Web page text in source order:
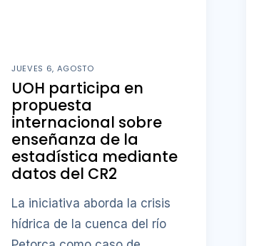
JUEVES 6, AGOSTO
UOH participa en
propuesta
internacional sobre
enseñanza de la
estadística mediante
datos del CR2
La iniciativa aborda la crisis
hídrica de la cuenca del río